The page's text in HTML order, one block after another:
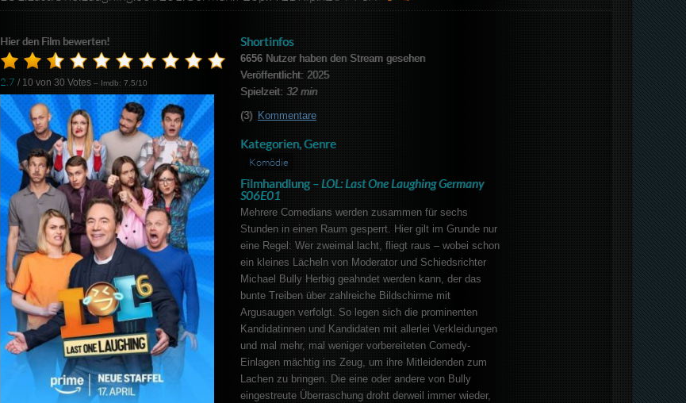
Hier den Film bewerten!
2.7 / 10 von30 Votes – Imdb: 7.5/10
Shortinfos
6656Nutzer haben den Stream gesehen
Veröffentlicht: 2025
Spielzeit: 32 min
(3) Kommentare
Kategorien, Genre
Komödie
Filmhandlung – LOL: Last One Laughing Germany
S06E01
Mehrere Comedians werden zusammen für sechs
Stunden in einen Raum gesperrt. Hier gilt im Grunde nur
eine Regel: Wer zweimal lacht, fliegt raus – wobei schon
ein kleines Lächeln von Moderator und Schiedsrichter
Michael Bully Herbig geahndet werden kann, der das
bunte Treiben über zahlreiche Bildschirme mit
Argusaugen verfolgt. So legen sich die prominenten
Kandidatinnen und Kandidaten mit allerlei Verkleidungen
und mal mehr, mal weniger vorbereiteten Comedy-
Einlagen mächtig ins Zeug, um ihre Mitleidenden zum
Lachen zu bringen. Die eine oder andere von Bully
eingestreute Überraschung droht derweil immer wieder,